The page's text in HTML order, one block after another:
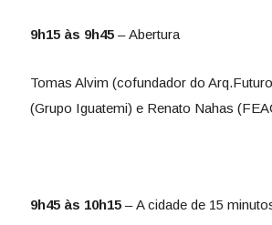
9h15 às 9h45 – Abertura
Tomas Alvim (cofundador do
(Grupo Iguatemi) e Renato Nahas
9h45 às 10h15 – A cidade de 15